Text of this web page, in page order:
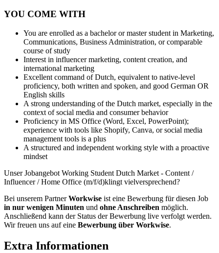
YOU COME WITH
You are enrolled as a bachelor or master student in Marketing,
Communications, Business Administration, or comparable
course of study
Interest in influencer marketing, content creation, and
international marketing
Excellent command of Dutch, equivalent to native-level
proficiency, both written and spoken, and good German OR
English skills
A strong understanding of the Dutch market, especially in the
context of social media and consumer behavior
Proficiency in MS Office (Word, Excel, PowerPoint);
experience with tools like Shopify, Canva, or social media
management tools is a plus
A structured and independent working style with a proactive
mindset
Unser Jobangebot Working Student Dutch Market - Content /
Influencer / Home Office (m/f/d)klingt vielversprechend?
Bei unserem PartnerWorkwise ist eine Bewerbung für diesen Job
in nur wenigen Minuten und ohne Anschreiben möglich.
Anschließend kann der Status der Bewerbung live verfolgt werden.
Wir freuen uns auf eine Bewerbung über Workwise.
Extra Informationen